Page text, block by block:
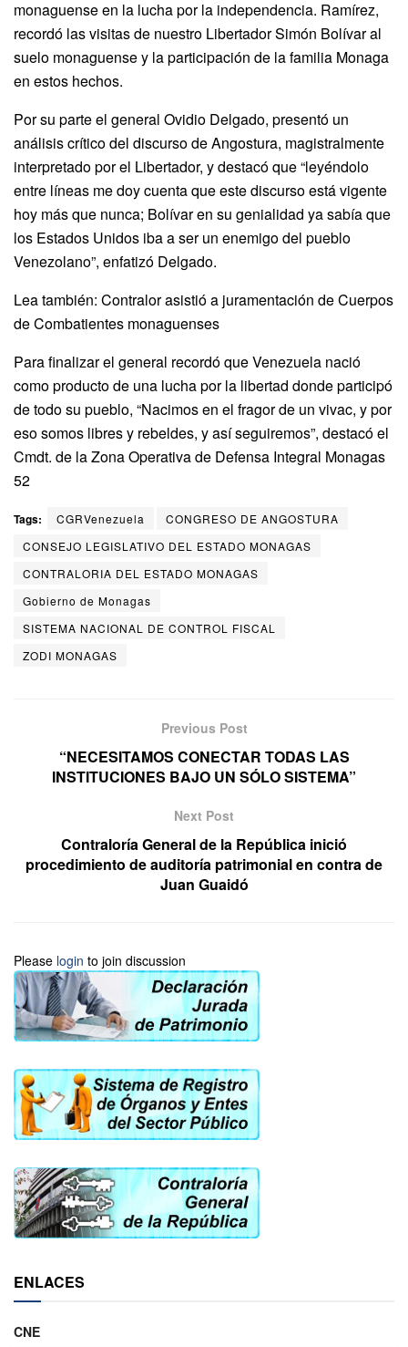
monaguense en la lucha por la independencia. Ramírez,
recordó las visitas de nuestro Libertador Simón Bolívar al
suelo monaguense y la participación de la familia Monaga
en estos hechos.
Por su parte el general Ovidio Delgado, presentó un
análisis crítico del discurso de Angostura, magistralmente
interpretado por el Libertador, y destacó que “leyéndolo
entre líneas me doy cuenta que este discurso está vigente
hoy más que nunca; Bolívar en su genialidad ya sabía que
los Estados Unidos iba a ser un enemigo del pueblo
Venezolano”, enfatizó Delgado.
Lea también: Contralor asistió a juramentación de Cuerpos
de Combatientes monaguenses
Para finalizar el general recordó que Venezuela nació
como producto de una lucha por la libertad donde participó
de todo su pueblo, “Nacimos en el fragor de un vivac, y por
eso somos libres y rebeldes, y así seguiremos”, destacó el
Cmdt. de la Zona Operativa de Defensa Integral Monagas
52
Tags: CGRVenezuela
CONGRESO DE ANGOSTURA
CONSEJO LEGISLATIVO DEL ESTADO MONAGAS
CONTRALORIA DEL ESTADO MONAGAS
Gobierno de Monagas
SISTEMA NACIONAL DE CONTROL FISCAL
ZODI MONAGAS
Previous Post
“NECESITAMOS CONECTAR TODAS LAS
INSTITUCIONES BAJO UN SÓLO SISTEMA”
Next Post
Contraloría General de la República inició
procedimiento de auditoría patrimonial en contra de
Juan Guaidó
Please login to join discussion
ENLACES
CNE